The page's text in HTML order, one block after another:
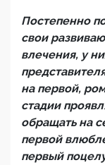
Постепенно
свои
влечения, у
на первой,
стадии
обращать на
первой
первый